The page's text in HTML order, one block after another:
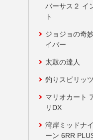
バーサス２ イ
ト
ジョジョの奇
イバー
太鼓の達人
釣りスピリッツ
マリオカート
リDX
湾岸ミッドナ
ーン 6RR